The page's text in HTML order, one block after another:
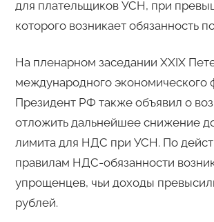
для плательщиков УСН, при
которого возникает обязанность
На пленарном заседании XXIX
международного экономического
Президент РФ также объявил о
отложить дальнейшее снижение
лимита для НДС при УСН. По
правилам НДС-обязанности
упрощенцев, чьи доходы
рублей.